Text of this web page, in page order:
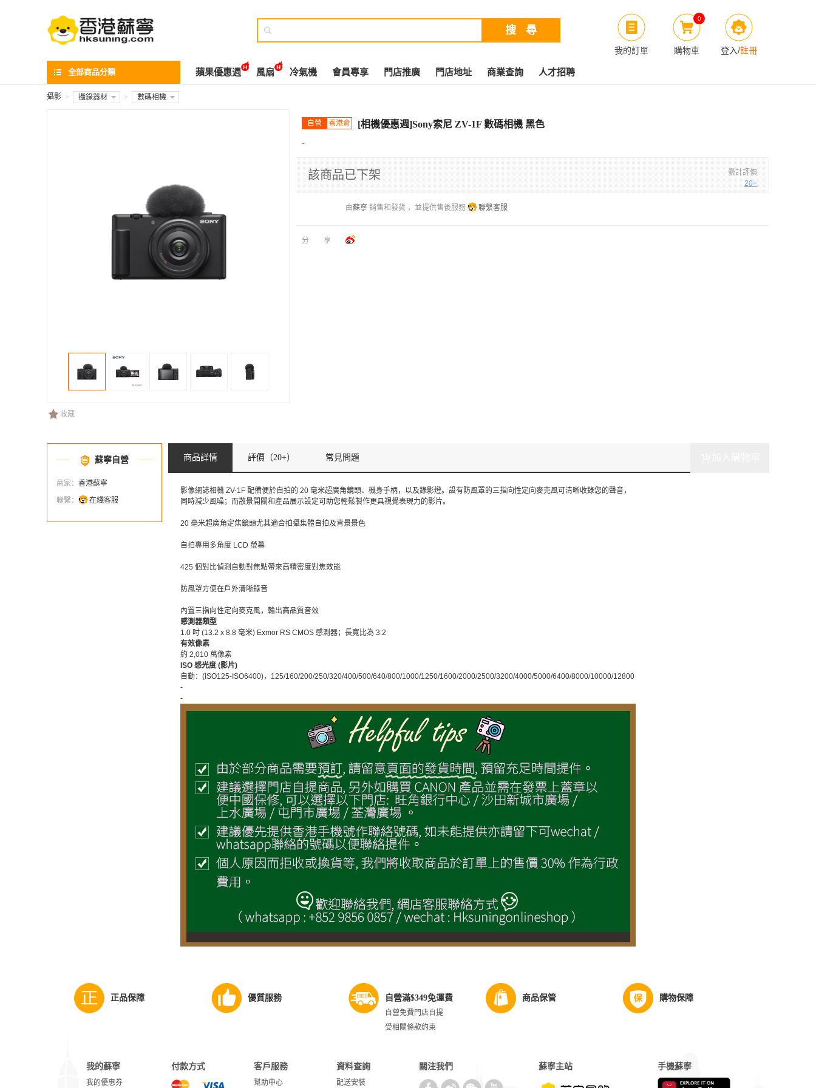
我的訂單
0
購物車 登入/註冊

全部商品分類 蘋果優惠週 風扇 冷氣機 會員專享 門店推廣 門店地址 商業查詢 人才招聘
攝影 > 攝錄器材 > 數碼相機
收藏
自營 香港倉 [相機優惠週]Sony索尼 ZV-1F 數碼相機 黑色
-
該商品已下架
纍計評價
20+
由蘇寧 銷售和發貨 ，並提供售後服務 聯繫客服
分享
蘇寧自營
商家： 香港蘇寧
聯繫：
在綫客服
商品詳情 評價 （20+） 常見問題
影像網誌相機 ZV-1F 配備便於自拍的 20 毫米超廣角鏡頭、機身手柄，以及錄影燈。設有防風罩的三指向性定向麥克風可清晰收錄您的聲音，
同時減少風噪；而散景開關和產品展示設定可助您輕鬆製作更具視覺表現力的影片。
20 毫米超廣角定焦鏡頭尤其適合拍攝集體自拍及背景景色
自拍專用多角度 LCD 螢幕
425 個對比偵測自動對焦點帶來高精密度對焦效能
防風罩方便在戶外清晰錄音
內置三指向性定向麥克風，輸出高品質音效
感測器類型
1.0 吋 (13.2 x 8.8 毫米) Exmor RS CMOS 感測器；長寬比為 3:2
有效像素
約 2,010 萬像素
ISO 感光度 (影片)
自動：(ISO125-ISO6400)，125/160/200/250/320/400/500/640/800/1000/1250/1600/2000/2500/3200/4000/5000/6400/8000/10000/12800
-
-
正品保障 優質服務 自營滿$349免運費
自營免費門店自提
受相關條款約束
商品保管 購物保障
我的蘇寧
我的優惠券
付款方式 客戶服務
幫助中心
資料查詢
配送安裝
關注我們 蘇寧主站 手機蘇寧